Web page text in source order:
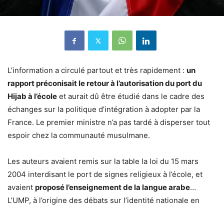
L’information a circulé partout et très rapidement : un
rapport préconisait le retour à l’autorisation du port du
Hijab à l’école et aurait dû être étudié dans le cadre des
échanges sur la politique d’intégration à adopter par la
France. Le premier ministre n’a pas tardé à disperser tout
espoir chez la communauté musulmane.
Les auteurs avaient remis sur la table la loi du 15 mars
2004 interdisant le port de signes religieux à l’école, et
avaient proposé l’enseignement de la langue arabe…
L’UMP, à l’origine des débats sur l’identité nationale en